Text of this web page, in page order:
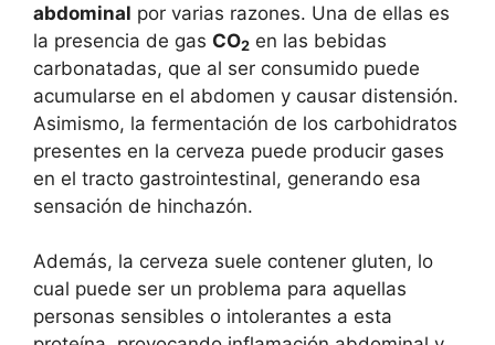
abdominal por varias razones. Una de ellas es
la presencia de gas CO2 en las bebidas
carbonatadas, que al ser consumido puede
acumularse en el abdomen y causar distensión.
Asimismo, la fermentación de los carbohidratos
presentes en la cerveza puede producir gases
en el tracto gastrointestinal, generando esa
sensación de hinchazón.
Además, la cerveza suele contener gluten, lo
cual puede ser un problema para aquellas
personas sensibles o intolerantes a esta